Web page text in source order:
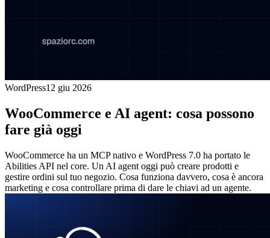
WordPress12 giu 2026
WooCommerce e AI agent: cosa possono
fare già oggi
WooCommerce ha un MCP nativo e WordPress 7.0 ha portato le
Abilities API nel core. Un AI agent oggi può creare prodotti e
gestire ordini sul tuo negozio. Cosa funziona davvero, cosa è ancora
marketing e cosa controllare prima di dare le chiavi ad un agente.